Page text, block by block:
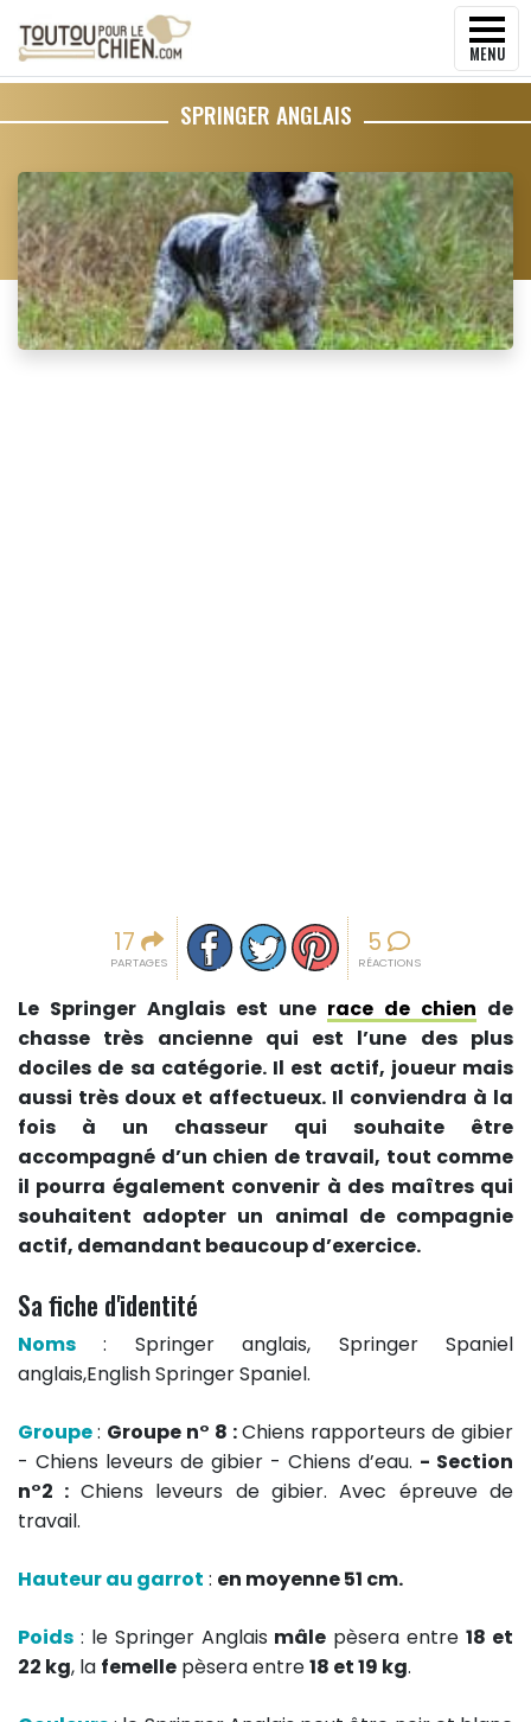
MENU
SPRINGER ANGLAIS
17
PARTAGES
Partager sur facebook
Partager sur Twitter
Epingler sur Pinterest
5
RÉACTIONS
Le Springer Anglais est une race de chien de
chasse très ancienne qui est l’une des plus
dociles de sa catégorie. Il est actif, joueur mais
aussi très doux et affectueux. Il conviendra à la
fois à un chasseur qui souhaite être
accompagné d’un chien de travail, tout comme
il pourra également convenir à des maîtres qui
souhaitent adopter un animal de compagnie
actif, demandant beaucoup d’exercice.
Sa fiche d'identité
Noms : Springer anglais, Springer Spaniel
anglais,English Springer Spaniel.
Groupe: Groupe n° 8 :Chiens rapporteurs de gibier
- Chiens leveurs de gibier - Chiens d’eau. - Section
n°2 : Chiens leveurs de gibier. Avec épreuve de
travail.
Hauteur au garrot : en moyenne 51 cm.
Poids : le Springer Anglais mâle pèsera entre18 et
22 kg, la femelle pèsera entre18 et 19 kg.